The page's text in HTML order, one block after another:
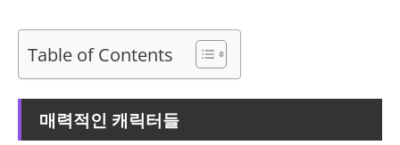
Table of Contents
매력적인 캐릭터들